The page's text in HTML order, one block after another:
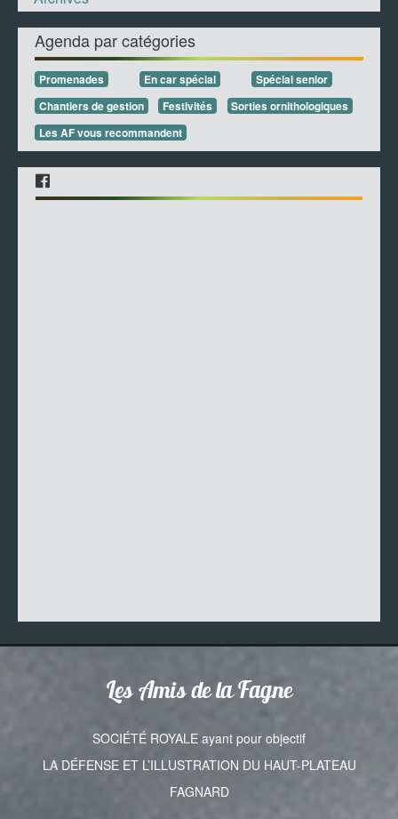
Agenda par catégories
Promenades En car spécial
Spécial senior
Chantiers de gestion
Festivités
Sorties ornithologiques
Les AF vous recommandent
Les Amis de la Fagne
SOCIÉTÉ ROYALE ayant pour objectif
LA DÉFENSE ET L’ILLUSTRATION DU HAUT-PLATEAU
FAGNARD